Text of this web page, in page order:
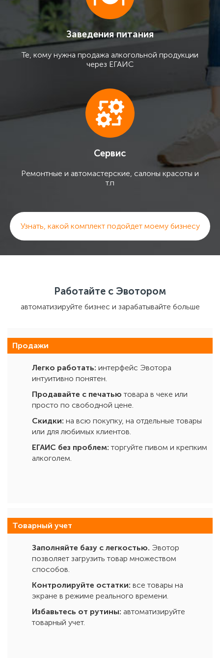
Заведения питания
Те, кому нужна продажа алкогольной продукции
через ЕГАИС
Сервис
Ремонтные и автомастерские, салоны красоты и
т.п
Узнать, какой комплект подойдет моему бизнесу
Работайте с Эвотором
автоматизируйте бизнес и зарабатывайте больше
Продажи
Легко работать: интерфейс Эвотора
интуитивно понятен.
Продавайте с печатью товара в чеке или
просто по свободной цене.
Скидки: на всю покупку, на отдельные товары
или для любимых клиентов.
ЕГАИС без проблем: торгуйте пивом и крепким
алкоголем.
Товарный учет
Заполняйте базу с легкостью. Эвотор
позволяет загрузить товар множеством
способов.
Контролируйте остатки: все товары на
экране в режиме реального времени.
Избавьтесь от рутины: автоматизируйте
товарный учет.